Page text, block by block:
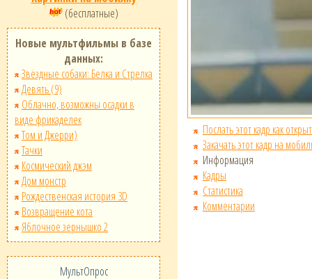
(бесплатные)
Новые мультфильмы в базе
данных:
Звёздные собаки: Белка и Стрелка
Девять (9)
Облачно, возможны осадки в
виде фрикаделек
Том и Джерри)
Тачки
Космический джэм
Дом монстр
Рождественская история 3D
Возвращение кота
Яблочное зернышко 2
МультОпрос
Послать этот кадр как
Закачать этот кадр на
Информация
Кадры
Статистика
Комментарии